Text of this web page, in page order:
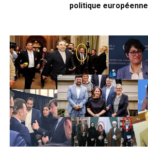
politique européenne